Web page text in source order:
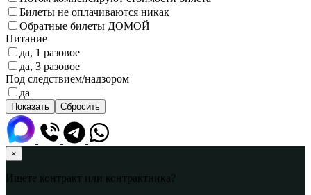
Билеты не оплачиваются никак
Обратные билеты ДОМОЙ
Питание
да, 1 разовое
да, 3 разовое
Под следствием/надзором
да
×
Ищете контракт или контрактника?